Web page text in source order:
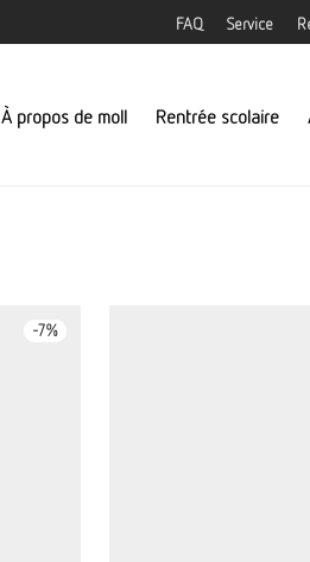
FAQ Service
À propos de moll Rentrée scolaire
-7%